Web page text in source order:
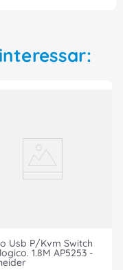
Usb P/Kvm Switch
1.8M AP5253 -